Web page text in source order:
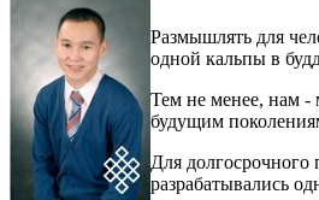
Размышлять для
одной кальпы в
Тем не менее, нам -
будущим
Для долгосрочного
разрабатывались